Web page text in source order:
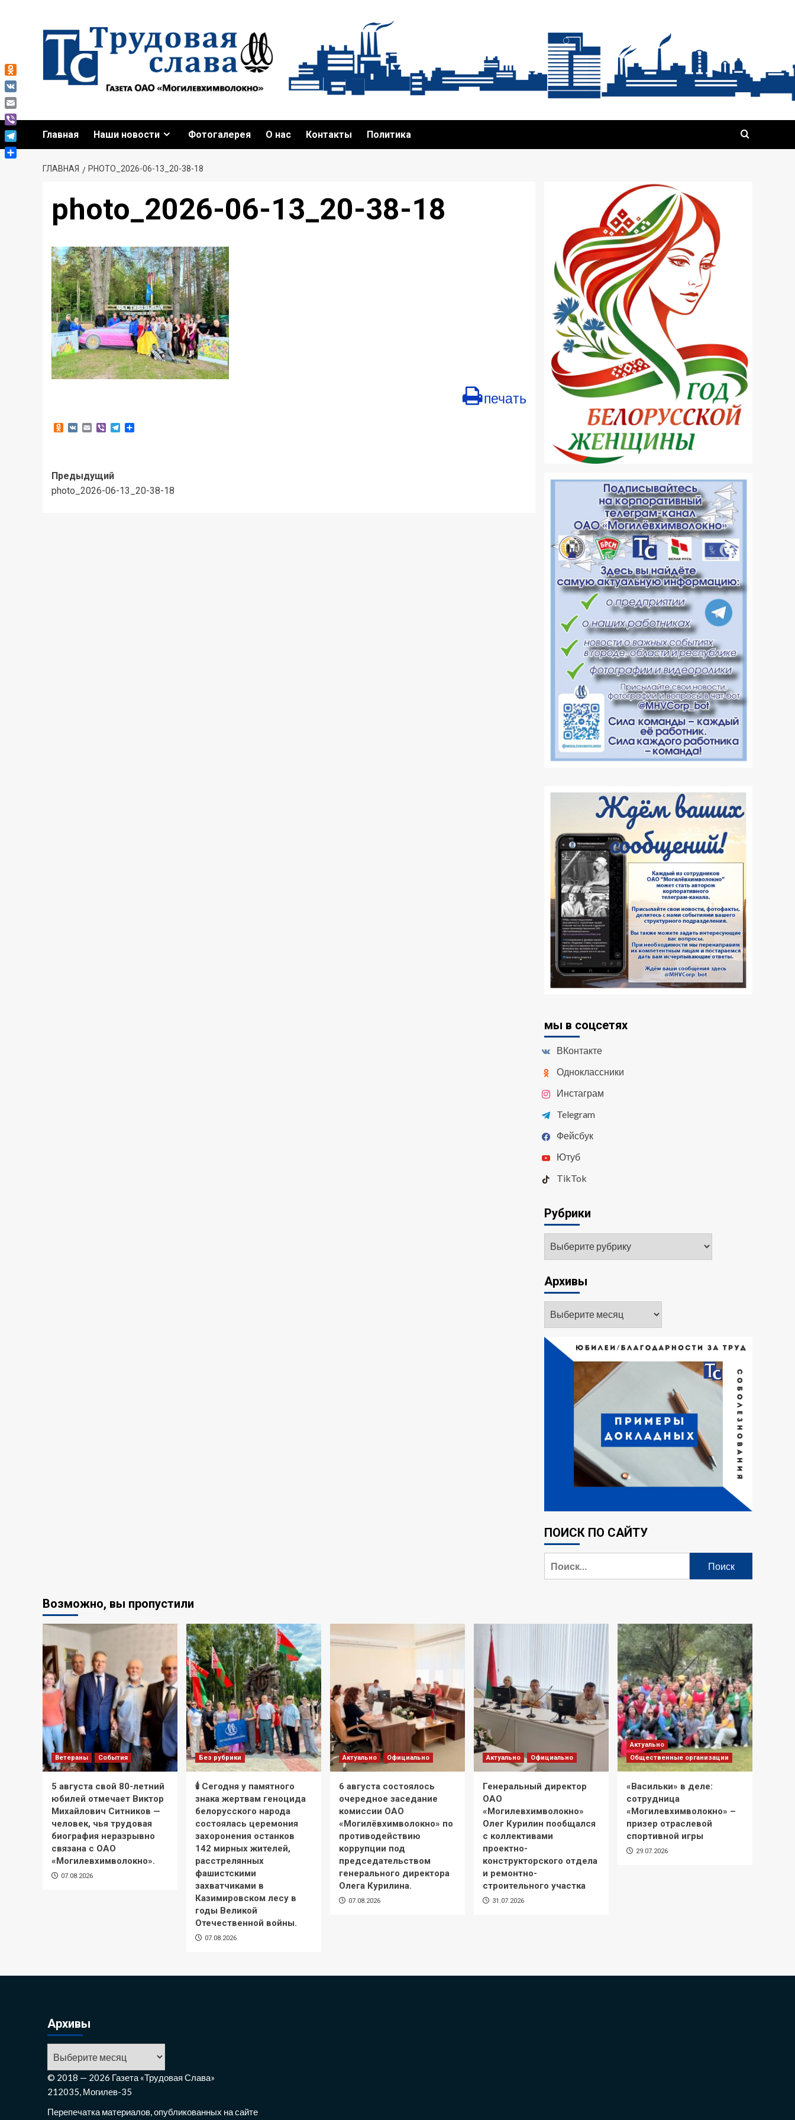
содержимому
Главная Наши новости Фотогалерея О нас Контакты Политика
ГЛАВНАЯ PHOTO_2026-06-13_20-38-18
photo_2026-06-13_20-38-18
печать
Odnoklassniki
VK EmailViberTelegram
Навигация
записи
Предыдущий
photo_2026-06-13_20-38-18
мы в соцсетях
ВКонтакте
Одноклассники
Инстаграм
Telegram
Фейсбук
Ютуб
TikTok
Рубрики
Архивы
ПОИСК ПО САЙТУ
Возможно, вы пропустили
Ветераны События
5 августа свой 80-летний
юбилей отмечает Виктор
Михайлович Ситников —
человек, чья трудовая
биография неразрывно
связана с ОАО
«Могилевхимволокно».
07.08.2026
Без рубрики
🕯 Сегодня у памятного
знака жертвам геноцида
белорусского народа
состоялась церемония
захоронения останков
142 мирных жителей,
расстрелянных
фашистскими
захватчиками в
Казимировском лесу в
годы Великой
Отечественной войны.
07.08.2026
Актуально Официально
6 августа состоялось
очередное заседание
комиссии ОАО
«Могилёвхимволокно» по
противодействию
коррупции под
председательством
генерального директора
Олега Курилина.
07.08.2026
Актуально Официально
Генеральный директор
ОАО
«Могилевхимволокно»
Олег Курилин пообщался
с коллективами
проектно-
конструкторского отдела
и ремонтно-
строительного участка
31.07.2026
Актуально
Общественные организации
«Васильки» в деле:
сотрудница
«Могилевхимволокно» –
призер отраслевой
спортивной игры
29.07.2026
Архивы
© 2018 — 2026 Газета «Трудовая Слава»
212035, Могилев-35
Перепечатка материалов, опубликованных на сайте
Odnoklassniki
VK
Email
Viber
Telegram
Отправить